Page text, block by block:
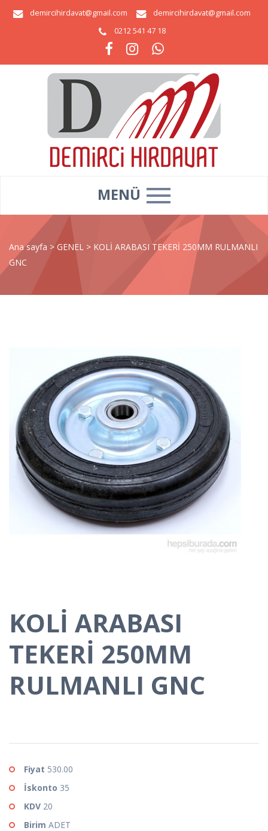
demircihirdavat@gmail.com
demircihirdavat@gmail.com
0212 541 47 18
MENÜ
Ana sayfa > GENEL > KOLİ ARABASI TEKERİ 250MM RULMANLI
GNC
KOLİ ARABASI
TEKERİ 250MM
RULMANLI GNC
Fiyat 530.00
İskonto 35
KDV 20
Birim ADET